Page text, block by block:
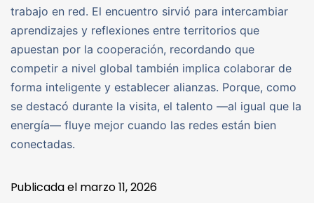
trabajo en red. El encuentro sirvió para intercambiar
aprendizajes y reflexiones entre territorios que
apuestan por la cooperación, recordando que
competir a nivel global también implica colaborar de
forma inteligente y establecer alianzas. Porque, como
se destacó durante la visita, el talento —al igual que la
energía— fluye mejor cuando las redes están bien
conectadas.
Publicada el marzo 11, 2026